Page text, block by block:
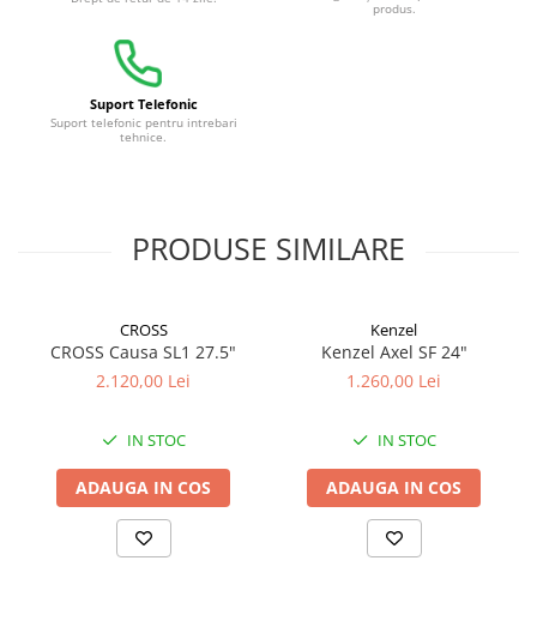
produs.
Suport Telefonic
Suport telefonic pentru intrebari
tehnice.
PRODUSE SIMILARE
CROSS
CROSS Causa SL1 27.5"
2.120,00 Lei
IN STOC
ADAUGA IN COS
Kenzel
Kenzel Axel SF 24"
1.260,00 Lei
IN STOC
ADAUGA IN COS